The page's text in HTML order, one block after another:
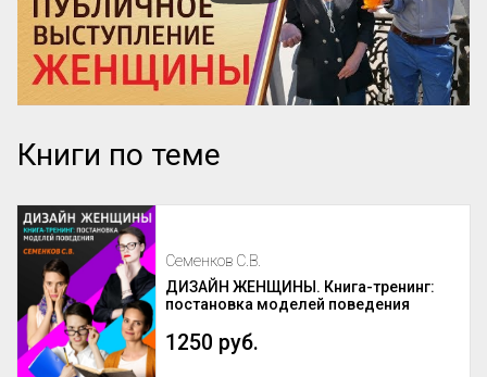
Книги по теме
Семенков С.В.
ДИЗАЙН ЖЕНЩИНЫ. Книга-тренинг:
постановка моделей поведения
1250 руб.